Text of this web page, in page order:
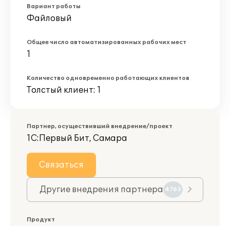
Вариант работы
Файловый
Общее число автоматизированных рабочих мест
1
Количество одновременно работающих клиентов
Толстый клиент: 1
Партнер, осуществивший внедрение/проект
1С:Первый Бит, Самара
Связаться
Другие внедрения партнера 4763
Продукт